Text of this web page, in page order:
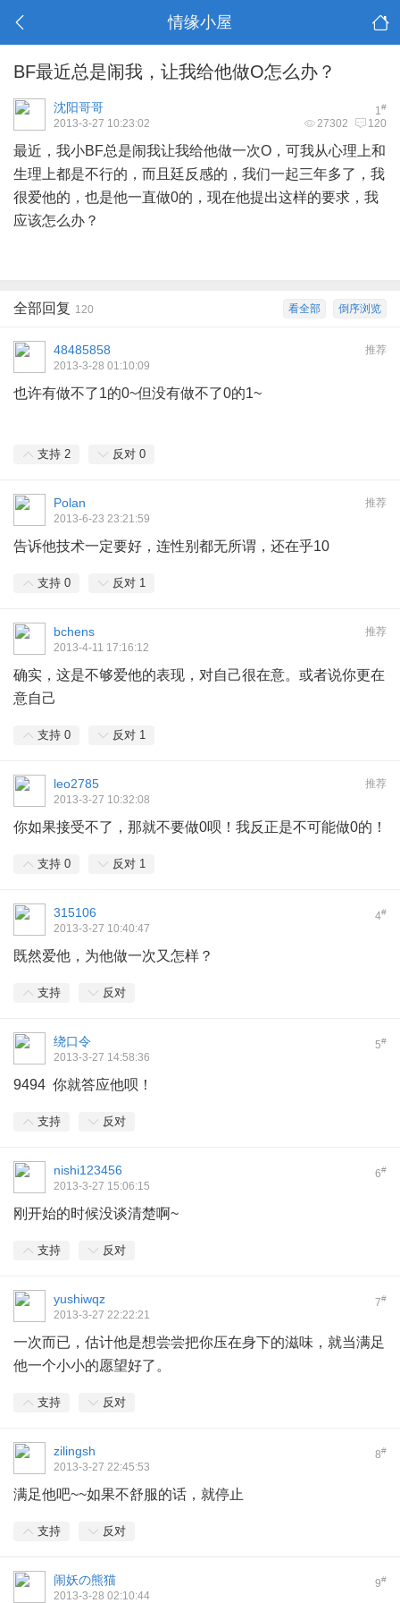
情缘小屋
BF最近总是闹我，让我给他做O怎么办？
1#
沈阳哥哥
27302 120
2013-3-27 10:23:02
最近，我小BF总是闹我让我给他做一次O，可我从心理上和
生理上都是不行的，而且廷反感的，我们一起三年多了，我
很爱他的，也是他一直做0的，现在他提出这样的要求，我
应该怎么办？
倒序浏览
看全部
全部回复 120
推荐
48485858
2013-3-28 01:10:09
也许有做不了1的0~但没有做不了0的1~
支持 2 反对 0
推荐
Polan
2013-6-23 23:21:59
告诉他技术一定要好，连性别都无所谓，还在乎10
支持 0 反对 1
推荐
bchens
2013-4-11 17:16:12
确实，这是不够爱他的表现，对自己很在意。或者说你更在
意自己
支持 0 反对 1
推荐
leo2785
2013-3-27 10:32:08
你如果接受不了，那就不要做0呗！我反正是不可能做0的！
支持 0 反对 1
4#
315106
2013-3-27 10:40:47
既然爱他，为他做一次又怎样？
支持 反对
5#
绕口令
2013-3-27 14:58:36
9494 你就答应他呗！
支持 反对
6#
nishi123456
2013-3-27 15:06:15
刚开始的时候没谈清楚啊~
支持 反对
7#
yushiwqz
2013-3-27 22:22:21
一次而已，估计他是想尝尝把你压在身下的滋味，就当满足
他一个小小的愿望好了。
支持 反对
8#
zilingsh
2013-3-27 22:45:53
满足他吧~~如果不舒服的话，就停止
支持 反对
9#
闹妖の熊猫
2013-3-28 02:10:44